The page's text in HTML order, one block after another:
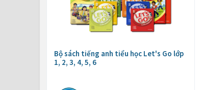
Bộ sách tiếng anh tiểu học Let's Go lớp
1, 2, 3, 4, 5, 6